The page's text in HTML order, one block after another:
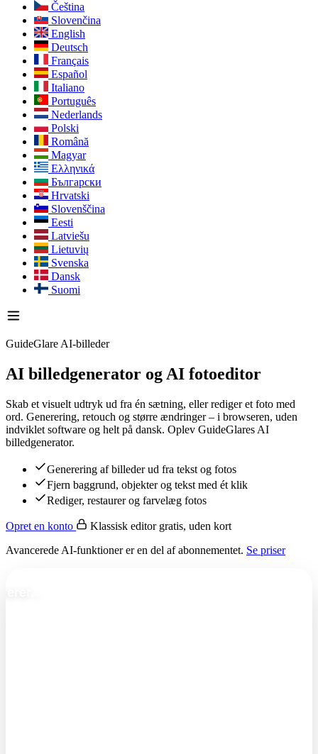
Čeština
Slovenčina
English
Deutsch
Français
Español
Italiano
Português
Nederlands
Polski
Română
Magyar
Ελληνικά
Български
Hrvatski
Slovenščina
Eesti
Latviešu
Lietuvių
Svenska
Dansk
Suomi
GuideGlare AI-billeder
AI billedgenerator og AI fotoeditor
Skab et visuelt udtryk ud fra én sætning, eller rediger et foto med
ord. Generering, retouch og større ændringer – i browseren, uden
indviklet software og helt på dansk. Oplev GuideGlares AI
billedgenerator.
Generering af billeder ud fra tekst og fotos
Fjern baggrund, objekter og tekst med ét klik
Rediger, restaurer og farvelæg fotos
Opret en konto
Klassisk editor gratis, uden kort
Avancerede AI-funktioner er en del af abonnementet. Se priser